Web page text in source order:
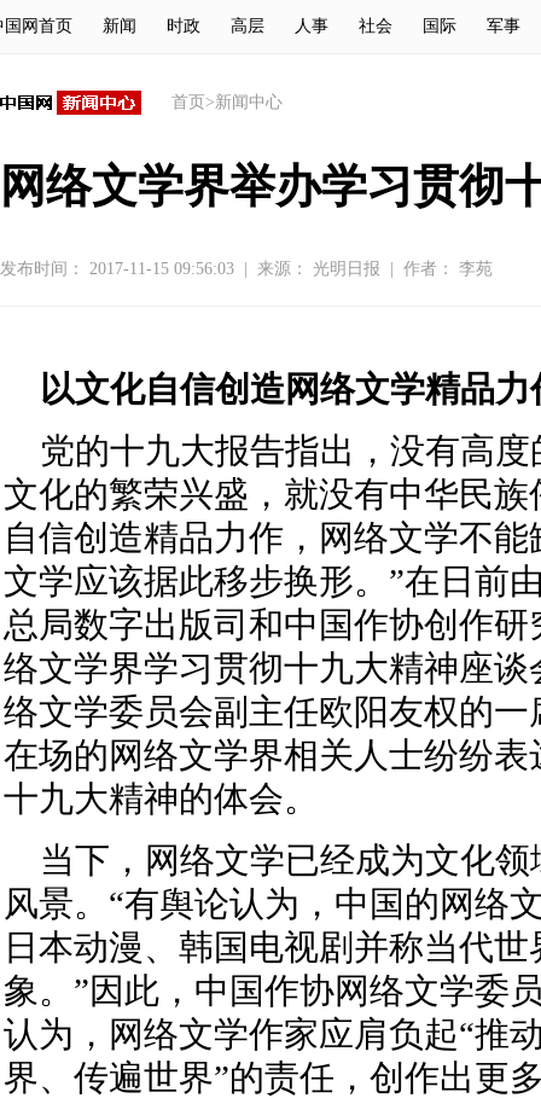
国网首页 新闻 时政 高层 人事 社会 国际 军事
首页 >新闻中心
网络文学界举办学习贯彻
发布时间： 2017-11-15 09:56:03 来源： 光明日报 作者： 李苑
以文化自信创造网络文学精品力
党的十九大报告指出，没有高
文化的繁荣兴盛，就没有中华民族
自信创造精品力作，网络文学不
文学应该据此移步换形。”在日前
总局数字出版司和中国作协创作研
络文学界学习贯彻十九大精神座谈
络文学委员会副主任欧阳友权的
在场的网络文学界相关人士纷纷
十九大精神的体会。
当下，网络文学已经成为文化
风景。“有舆论认为，中国的网络
日本动漫、韩国电视剧并称当代
象。”因此，中国作协网络文学委
认为，网络文学作家应肩负起“推
界、传遍世界”的责任，创作出更